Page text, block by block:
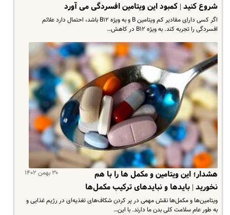
شروع کنید | کمبود این ویتامین افسردگی می آورد
اگر کسی دارای مقادیر کم ویتامین B و به ویژه B۱۲ باشد، احتمال دارد علائم
افسردگی را تجربه کند. به ویژه B۱۲ در کاهش…
۳۰ بهمن ۱۴۰۲
هشدار؛ این ویتامین و مکمل ها را با هم
نخورید | بایدها و نبایدهای ترکیب مکمل‌ها
ویتامین‌ها و مکمل‌ها نقش مهمی در پر کردن شکاف‌های تغذیه‌ای در رژیم غذایی و
به طور عام سلامت کلی بدن ما دارند. با این…